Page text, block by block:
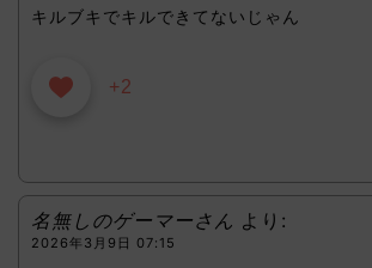
キルブキでキルできてないじゃん
+2
名無しのゲーマーさん より:
2026年3月9日 07:15